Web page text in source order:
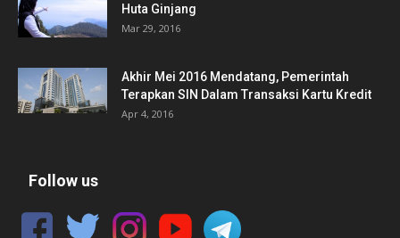
Huta Ginjang
Mar 29, 2016
Akhir Mei 2016 Mendatang, Pemerintah
Terapkan SIN Dalam Transaksi Kartu Kredit
Apr 4, 2016
Follow us